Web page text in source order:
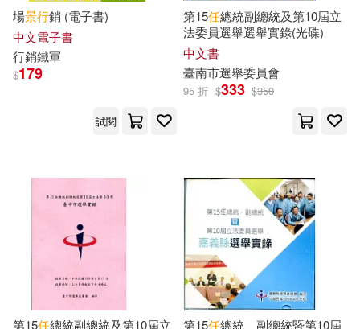
こだち(25)
ながえSTYLE(25)
人民出版社(25)
任乃鑫（主編）(25)
司馬遼太郎(25)
上海書畫出版社(184)
江西教育出版社(183)
PCuSER電腦人文化(182)
中國物資出版社(181)
北京工業大學出版社(181)
晨星(179)
場景行銷 (電子書)
中文電子書
行銷鐵軍
$179
試閱
第15任總統副總統及第10屆立
法委員選舉選舉實錄(光碟)
中文書
臺南市選舉委員會
95 折 $333 $350
第15任總統副總統及第10屆立
第15任總統、副總統暨第10屆